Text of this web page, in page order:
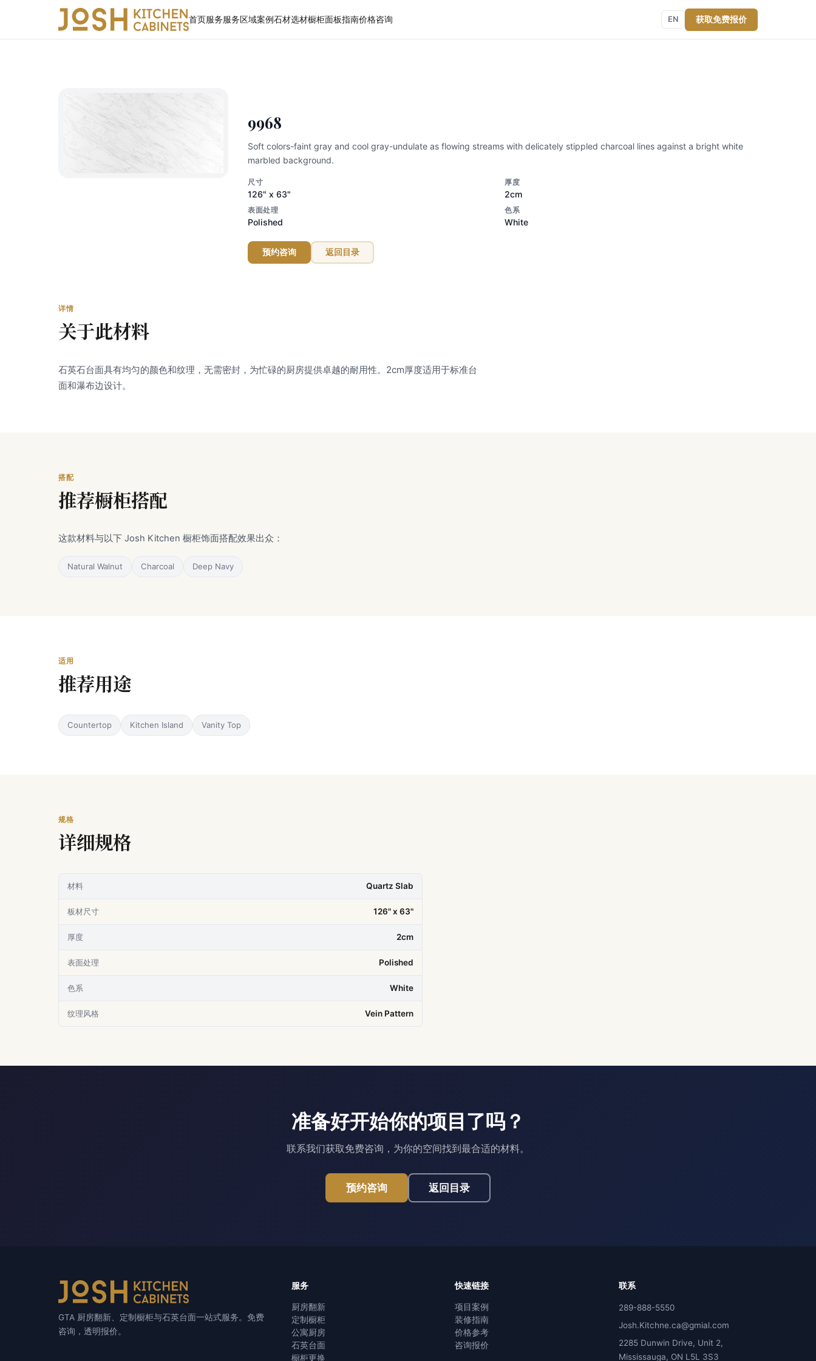
首页服务服务区域案例石材选材橱柜面板指南价格咨询 EN 获取免费报价
9968
Soft colors-faint gray and cool gray-undulate as flowing streams with delicately stippled charcoal lines against a bright white
marbled background.
尺寸
126" x 63"
厚度
2cm
表面处理
Polished
色系
White
预约咨询 返回目录
详情
关于此材料
石英石台面具有均匀的颜色和纹理，无需密封，为忙碌的厨房提供卓越的耐用性。2cm厚度适用于标准台
面和瀑布边设计。
搭配
推荐橱柜搭配
这款材料与以下 Josh Kitchen 橱柜饰面搭配效果出众：
Natural Walnut Charcoal Deep Navy
适用
推荐用途
Countertop Kitchen Island Vanity Top
规格
详细规格
材料 Quartz Slab
板材尺寸 126" x 63"
厚度 2cm
表面处理 Polished
色系 White
纹理风格 Vein Pattern
准备好开始你的项目了吗？
联系我们获取免费咨询，为你的空间找到最合适的材料。
预约咨询 返回目录
GTA 厨房翻新、定制橱柜与石英台面一站式服务。免费
咨询，透明报价。
服务
厨房翻新
定制橱柜
公寓厨房
石英台面
橱柜更换
快速链接
项目案例
装修指南
价格参考
咨询报价
联系
289-888-5550
Josh.Kitchne.ca@gmial.com
2285 Dunwin Drive, Unit 2,
Mississauga, ON L5L 3S3